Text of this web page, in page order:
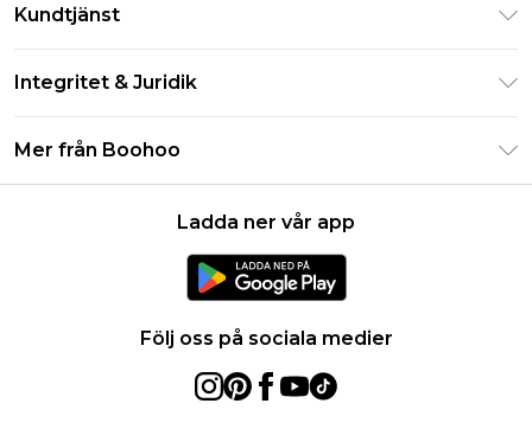
Studentrabatt - UNiDAYS
Boohoo-appen
Storleksguide
Kundtjänst
Leveransinformation
Returnerar information
Integritet & Juridik
Integritetspolicy
Mer från Boohoo
Ladda ner vår app
Följ oss på sociala medier